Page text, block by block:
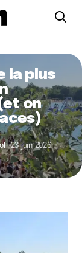
la plus
on
23 juin 2026